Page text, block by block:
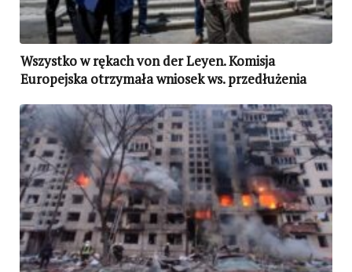
Wszystko w rękach von der Leyen. Komisja
Europejska otrzymała wniosek ws. przedłużenia